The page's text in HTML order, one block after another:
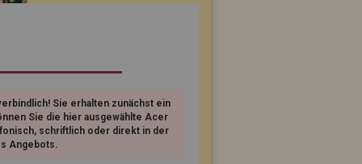
Sie erhalten zunächst ein
Sie die hier ausgewählte Acer
schriftlich oder direkt in der
Angebots.